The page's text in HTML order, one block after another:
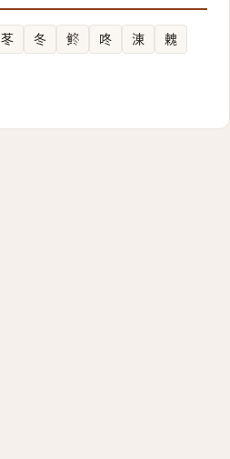
苳 冬 鿴 咚 涷
䰤